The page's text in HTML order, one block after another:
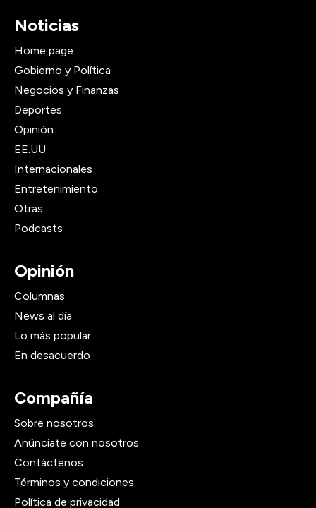
Noticias
Home page
Gobierno y Política
Negocios y Finanzas
Deportes
Opinión
EE.UU
Internacionales
Entretenimiento
Otras
Podcasts
Opinión
Columnas
News al día
Lo más popular
En desacuerdo
Compañía
Sobre nosotros
Anúnciate con nosotros
Contáctenos
Términos y condiciones
Política de privacidad